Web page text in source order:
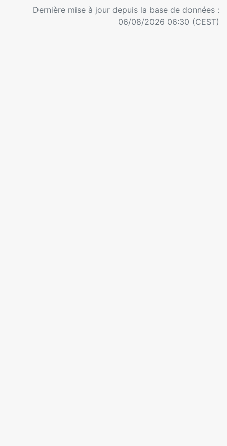
Dernière mise à jour depuis la base de données :
06/08/2026 06:30 (CEST)